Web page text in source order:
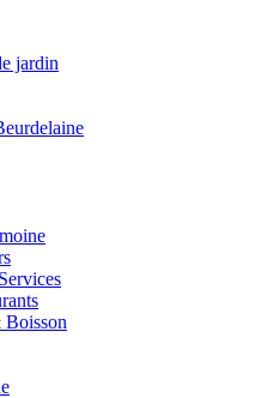
jardin